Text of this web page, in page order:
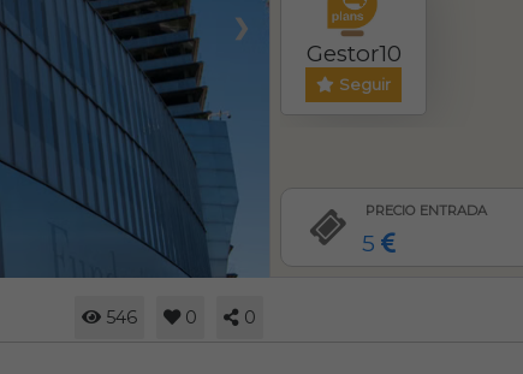
❯
Gestor10
Seguir
PRECIO ENTRADA
5
546 0 0